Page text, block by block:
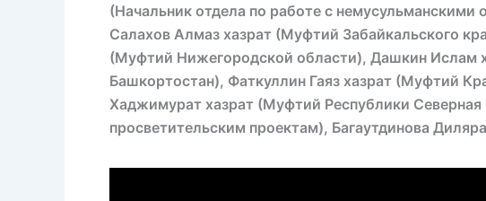
(Начальник отдела по работе с
Салахов Алмаз хазрат (Муфтий Забайкальского
(Муфтий Нижегородской области), Дашкин Ислам
Башкортостан), Фаткуллин Гаяз хазрат (Муфтий
Хаджимурат хазрат (Муфтий Республики
просветительским проектам), Багаутдинова